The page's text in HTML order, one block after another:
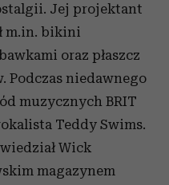
Jej projektant
m.in. bikini
oraz płaszcz
Podczas niedawnego
muzycznych BRIT
Teddy Swims.
Wick
magazynem